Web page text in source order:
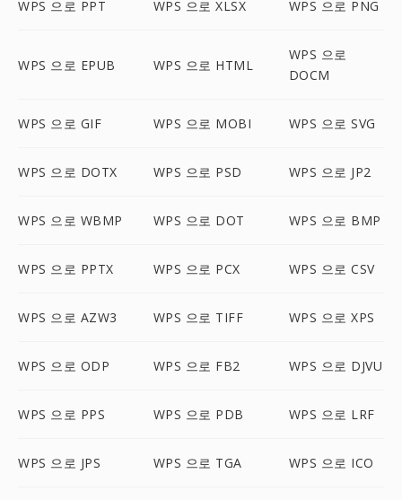
WPS 으로 PPT WPS 으로 XLSX WPS 으로 PNG
WPS 으로 EPUB WPS 으로 HTML
WPS 으로
DOCM
WPS 으로 GIF WPS 으로 MOBI WPS 으로 SVG
WPS 으로 DOTX WPS 으로 PSD WPS 으로 JP2
WPS 으로 WBMP WPS 으로 DOT WPS 으로 BMP
WPS 으로 PPTX WPS 으로 PCX WPS 으로 CSV
WPS 으로 AZW3 WPS 으로 TIFF WPS 으로 XPS
WPS 으로 ODP WPS 으로 FB2 WPS 으로 DJVU
WPS 으로 PPS WPS 으로 PDB WPS 으로 LRF
WPS 으로 JPS WPS 으로 TGA WPS 으로 ICO